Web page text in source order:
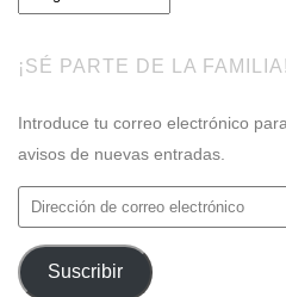
¡SÉ PARTE DE LA FAMILIA!
Introduce tu correo electrónico
avisos de nuevas entradas.
Dirección
de
correoSuscribir